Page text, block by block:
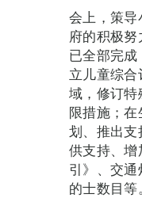
会上，策
府的积极
已全部完
立儿童综
域，修订
限措施；
划、推出
供支持、
引》、交
的士数目等。